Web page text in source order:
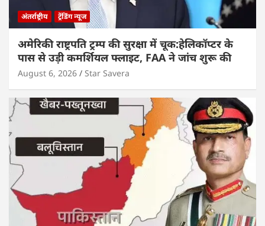
अंतर्राष्ट्रीय ट्रेंडिंग न्यूज
अमेरिकी राष्ट्रपति ट्रम्प की सुरक्षा में चूक:हेलिकॉप्टर के
पास से उड़ी कमर्शियल फ्लाइट, FAA ने जांच शुरू की
August 6, 2026 Star Savera